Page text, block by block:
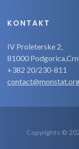
KONTAKT
IV Proleterske 2,
81000
+382 20/230-811
Copyrights ©